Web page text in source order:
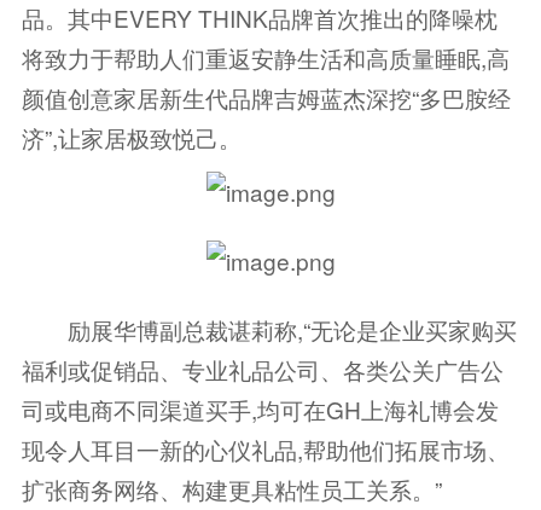
品。其中EVERY THINK品牌首次推出的降噪枕
将致力于帮助人们重返安静生活和高质量睡眠,高
颜值创意家居新生代品牌吉姆蓝杰深挖“多巴胺经
济”,让家居极致悦己。
励展华博副总裁谌莉称,“无论是企业买家购买
福利或促销品、专业礼品公司、各类公关广告公
司或电商不同渠道买手,均可在GH上海礼博会发
现令人耳目一新的心仪礼品,帮助他们拓展市场、
扩张商务网络、构建更具粘性员工关系。”